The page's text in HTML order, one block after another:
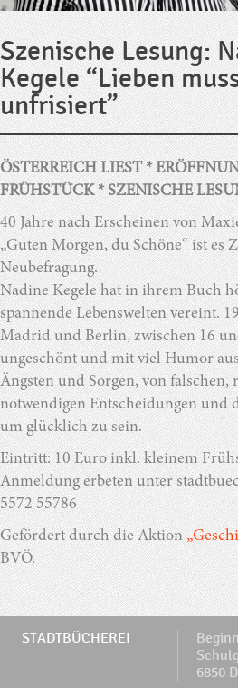
Szenische Lesung:
Kegele “Lieben
unfrisiert”
ÖSTERREICH LIEST *
FRÜHSTÜCK * SZENISCHE
40 Jahre nach Erscheinen von
„Guten Morgen, du Schöne“ ist es
Neubefragung.
Nadine Kegele hat in ihrem Buch
spannende Lebenswelten vereint.
Madrid und Berlin, zwischen 16
ungeschönt und mit viel Humor
Ängsten und Sorgen, von falschen,
notwendigen Entscheidungen und
um glücklich zu sein.
Eintritt: 10 Euro inkl. kleinem
Anmeldung erbeten unter
5572 55786
Gefördert durch die Aktion
BVÖ.
STADTBÜCHEREI
6850